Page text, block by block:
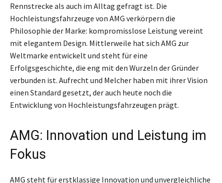
Rennstrecke als auch im Alltag gefragt ist. Die
Hochleistungsfahrzeuge von AMG verkörpern die
Philosophie der Marke: kompromisslose Leistung vereint
mit elegantem Design. Mittlerweile hat sich AMG zur
Weltmarke entwickelt und steht für eine
Erfolgsgeschichte, die eng mit den Wurzeln der Gründer
verbunden ist. Aufrecht und Melcher haben mit ihrer Vision
einen Standard gesetzt, der auch heute noch die
Entwicklung von Hochleistungsfahrzeugen prägt.
AMG: Innovation und Leistung im
Fokus
AMG steht für erstklassige Innovation und unvergleichliche